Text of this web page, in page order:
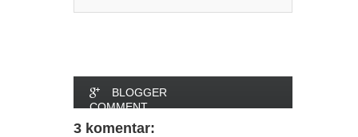
BLOGGER
COMMENT
3 komentar: